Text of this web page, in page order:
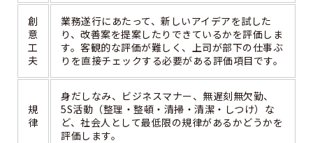
創
意
工
夫
業務遂行にあたって、新しいアイデアを試した
り、改善案を提案したりできているかを評価しま
す。客観的な評価が難しく、上司が部下の仕事ぶ
りを直接チェックする必要がある評価項目です。
規
律
身だしなみ、ビジネスマナー、無遅刻無欠勤、
5S活動（整理・整頓・清掃・清潔・しつけ）な
ど、社会人として最低限の規律があるかどうかを
評価します。